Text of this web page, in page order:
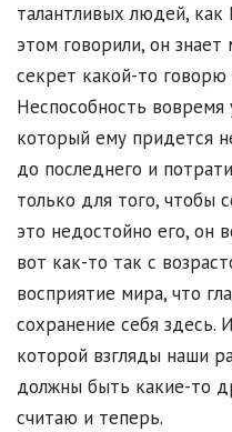
талантливых людей,
этом говорили, он
секрет какой-то
Неспособность
который ему придется
до последнего и
только для того, чтобы
это недостойно его, он
вот как-то так с
восприятие мира, что
сохранение себя здесь.
которой взгляды наши
должны быть какие-то
считаю и теперь.